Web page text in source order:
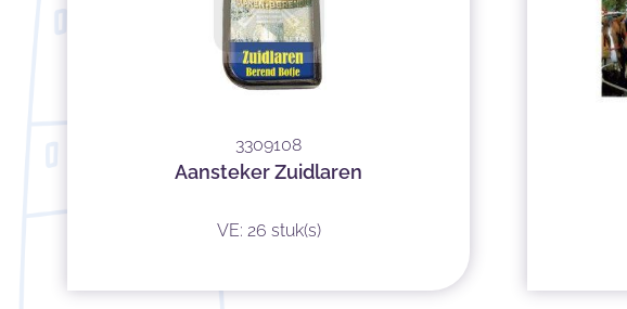
3309108
Aansteker Zuidlaren
VE: 26 stuk(s)